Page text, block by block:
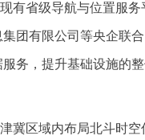
有省级导航与位置服
团有限公司等央企联
务，提升基础设施的
冀区域内布局北斗时